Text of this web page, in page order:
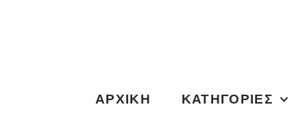
ΑΡΧΙΚΉ ΚΑΤΗΓΟΡΊΕΣ